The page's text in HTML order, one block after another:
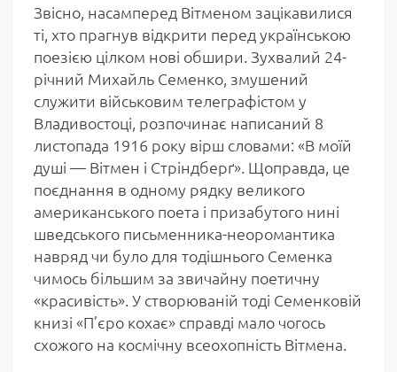
Звісно, насамперед Вітменом зацікавилися
ті, хто прагнув відкрити перед українською
поезією цілком нові обшири. Зухвалий 24-
річний Михайль Семенко, змушений
служити військовим телеграфістом у
Владивостоці, розпочинає написаний 8
листопада 1916 року вірш словами: «В моїй
душі — Вітмен і Стріндберґ». Щоправда, це
поєднання в одному рядку великого
американського поета і призабутого нині
шведського письменника-неоромантика
навряд чи було для тодішнього Семенка
чимось більшим за звичайну поетичну
«красивість». У створюваній тоді Семенковій
книзі «П’єро кохає» справді мало чогось
схожого на космічну всеохопність Вітмена.